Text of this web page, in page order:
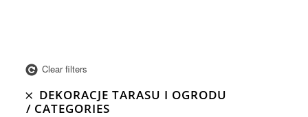
Clear filters
DEKORACJE TARASU I OGRODU
CATEGORIES